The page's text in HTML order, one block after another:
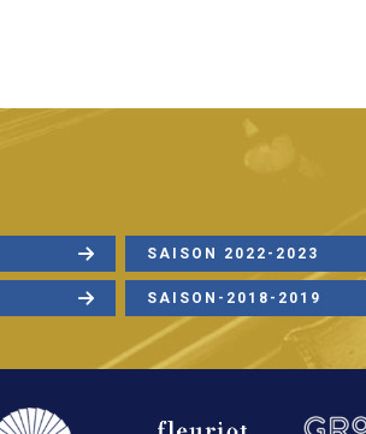
SAISON 2022-2023
SAISON-2018-2019